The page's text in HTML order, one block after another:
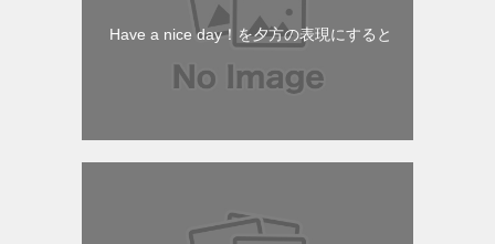
Have a nice day！を夕方の表現にすると